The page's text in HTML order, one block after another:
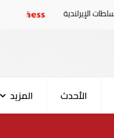
سوريا تدين
الأحدث
المزيد